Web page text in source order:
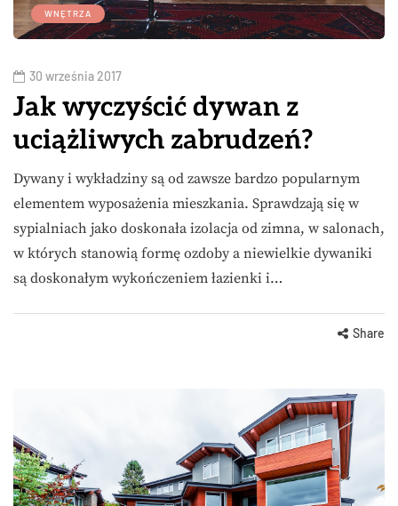
WNĘTRZA
30 września 2017
Jak wyczyścić dywan z
uciążliwych zabrudzeń?
Dywany i wykładziny są od zawsze bardzo popularnym
elementem wyposażenia mieszkania. Sprawdzają się w
sypialniach jako doskonała izolacja od zimna, w salonach,
w których stanowią formę ozdoby a niewielkie dywaniki
są doskonałym wykończeniem łazienki i…
Share